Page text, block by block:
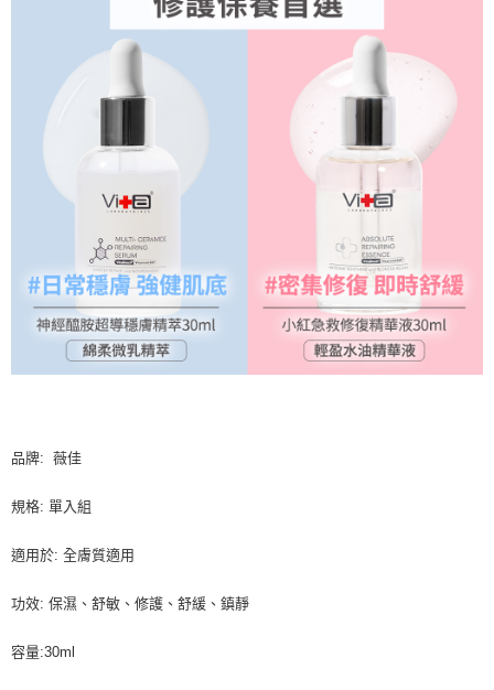
品牌: 薇佳
規格: 單入組
適用於: 全膚質適用
功效: 保濕、舒敏、修護、舒緩、鎮靜
容量:30ml